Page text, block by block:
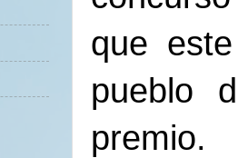
que
pueblo
premio.